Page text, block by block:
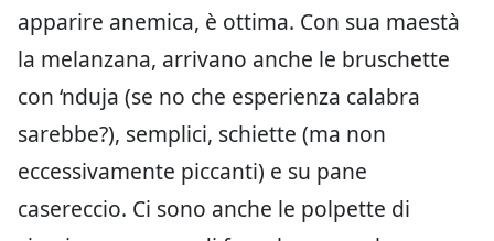
apparire anemica, è ottima. Con sua maestà
la melanzana, arrivano anche le bruschette
con ‘nduja (se no che esperienza calabra
sarebbe?), semplici, schiette (ma non
eccessivamente piccanti) e su pane
casereccio. Ci sono anche le polpette di